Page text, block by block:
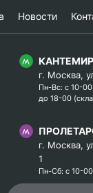
Новости
г. Москва,
Пн-Вс: с 10-
до 18-00
г. Москва,
1
Пн-Сб: с 10-